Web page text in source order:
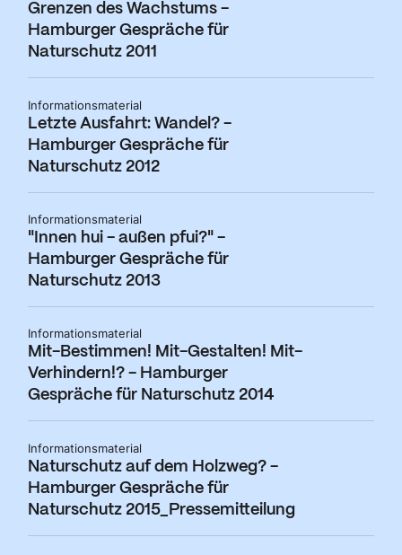
Grenzen des Wachstums -
Hamburger Gespräche für
Naturschutz 2011
Informationsmaterial
Letzte Ausfahrt: Wandel? -
Hamburger Gespräche für
Naturschutz 2012
Informationsmaterial
"Innen hui - außen pfui?" -
Hamburger Gespräche für
Naturschutz 2013
Informationsmaterial
Mit-Bestimmen! Mit-Gestalten! Mit-
Verhindern!? - Hamburger
Gespräche für Naturschutz 2014
Informationsmaterial
Naturschutz auf dem Holzweg? -
Hamburger Gespräche für
Naturschutz 2015_Pressemitteilung